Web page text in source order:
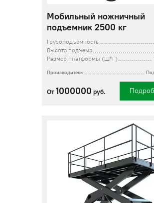
Мобильный ножничный
подъемник 2500 кг
Грузоподъемность
Высота подъема
Размер платформы (Ш*Г)
Производитель
От 1000000 руб.